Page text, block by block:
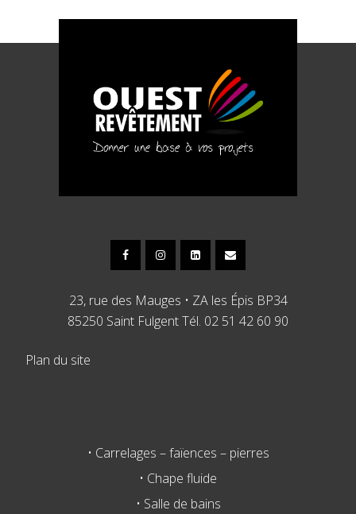
23, rue des Mauges • ZA les Épis BP34
85250 Saint Fulgent Tél. 02 51 42 60 90
Plan du site
• Carrelages – faïences – pierres
• Chape fluide
• Salle de bains